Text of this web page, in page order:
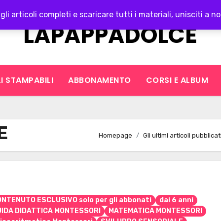
gli articoli completi e scaricare tutti i materiali, unisciti a
LAPAPPADOLCE
STAMPABILI ABBONAMENTO CORSI E ALBUM
Homepage Gli ultimi articoli
ESCLUSIVO solo per gli abbonati
dai 6 anni
DIDATTICA MONTESSORI
MATEMATICA MONTESSORI